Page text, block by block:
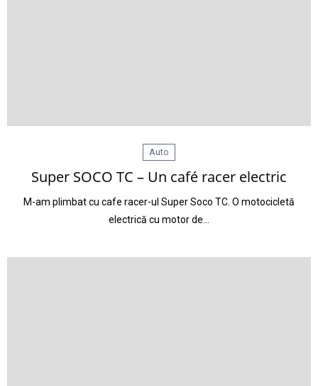
Auto
Super SOCO TC – Un café racer electric
M-am plimbat cu cafe racer-ul Super Soco TC. O motocicletă
electrică cu motor de…